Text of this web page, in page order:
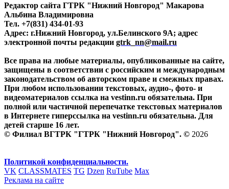
Редактор сайта ГТРК "Нижний Новгород" Макарова
Альбина Владимировна
Тел. +7(831) 434-01-93
Адрес: г.Нижний Новгород, ул.Белинского 9А; адрес
электронной почты редакции gtrk_nn@mail.ru
Все права на любые материалы, опубликованные на сайте,
защищены в соответствии с российским и международным
законодательством об авторском праве и смежных правах.
При любом использовании текстовых, аудио-, фото- и
видеоматериалов ссылка на vestinn.ru обязательна. При
полной или частичной перепечатке текстовых материалов
в Интернете гиперссылка на vestinn.ru обязательна. Для
детей старше 16 лет.
© Филиал ВГТРК "ГТРК "Нижний Новгород". © 2026
Политикой конфиденциальности.
VK CLASSMATES TG Dzen RuTube Max
Реклама на сайте